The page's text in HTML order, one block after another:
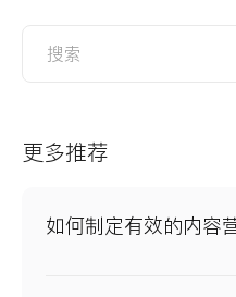
更多推荐
如何制定有效的内容